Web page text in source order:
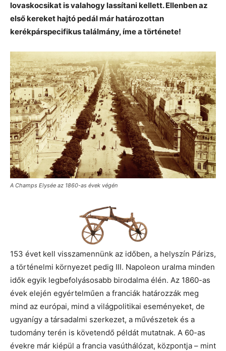
lovaskocsikat is valahogy lassítani kellett. Ellenben az
első kereket hajtó pedál már határozottan
kerékpárspecifikus találmány, íme a története!
A Champs Elysée az 1860-as évek végén
153 évet kell visszamennünk az időben, a helyszín Párizs,
a történelmi környezet pedig III. Napoleon uralma minden
idők egyik legbefolyásosabb birodalma élén. Az 1860-as
évek elején egyértelműen a franciák határozzák meg
mind az európai, mind a világpolitikai eseményeket, de
ugyanígy a társadalmi szerkezet, a művészetek és a
tudomány terén is követendő példát mutatnak. A 60-as
évekre már kiépül a francia vasúthálózat, központja – mint